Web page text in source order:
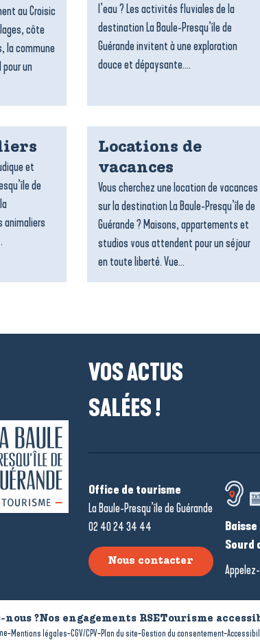
au Croisic
côte
la commune
un
l’eau ? Les activités fluviales de la
destination La Baule-Presqu’île de
Guérande invitent à une exploration
douce et dépaysante....
et
de
animaliers
Locations de
vacances
Vous cherchez une location de vacances
sur la destination La Baule-Presqu’île de
Guérande ? Maisons, appartements et
studios vous attendent pour un séjour
en toute liberté. Vue...
VOS ACTUS
SALÉES !
Office de tourisme
La Baule-Presqu’île de Guérande
02 40 24 34 44
Nous contacter
Sourd
nous ?Nos engagements RSETourisme
-Mentions légales-CGV/CPV-Plan du site-Gestion du consentement-